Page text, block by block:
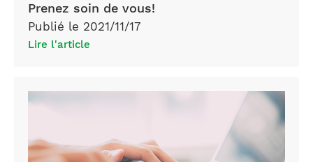
Prenez soin de vous!
Publié le 2021/11/17
Lire l'article